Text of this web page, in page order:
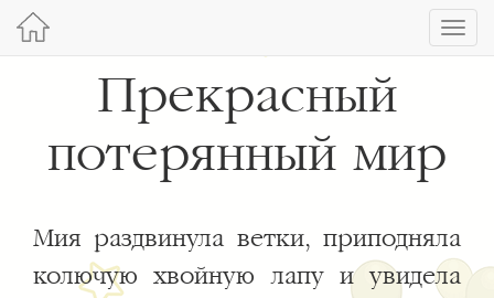
Прекрасный
потерянный мир
Мия раздвинула ветки, приподняла
колючую хвойную лапу и увидела